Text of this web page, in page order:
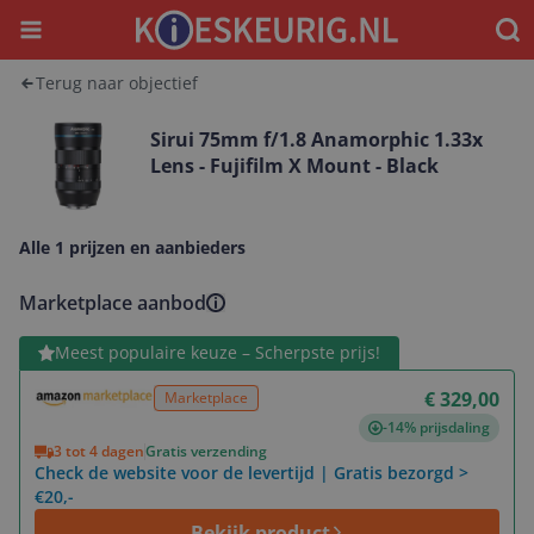
Menu
Terug naar objectief
Sirui 75mm f/1.8 Anamorphic 1.33x
Lens - Fujifilm X Mount - Black
Alle 1 prijzen en aanbieders
Marketplace aanbod
Meest populaire keuze – Scherpste prijs!
Marketplace € 329,00
-14% prijsdaling
3 tot 4 dagenGratis verzending
Check de website voor de levertijd | Gratis bezorgd >
€20,-
Bekijk product